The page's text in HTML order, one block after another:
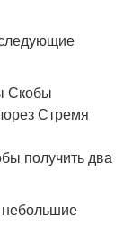
Скобы
Стремя
получить два
небольшие